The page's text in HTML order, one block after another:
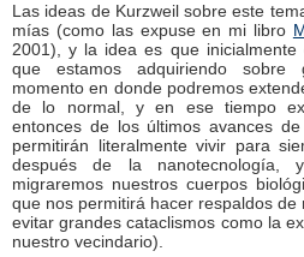
Las ideas de Kurzweil sobre este
mías (como las expuse en mi libro
2001), y la idea es que inicialmente
que estamos adquiriendo sobre
momento en donde podremos
de lo normal, y en ese tiempo
entonces de los últimos avances
permitirán literalmente vivir para
después de la nanotecnología,
migraremos nuestros cuerpos
que nos permitirá hacer respaldos
evitar grandes cataclismos como la
nuestro vecindario).